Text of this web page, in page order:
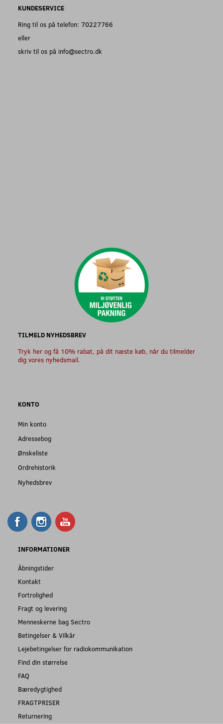
KUNDESERVICE
Ring til os på telefon: 70227766
eller
skriv til os på info@sectro.dk
TILMELD NYHEDSBREV
Tryk her og få 10% rabat, på dit næste køb, når du tilmelder
dig vores nyhedsmail.
KONTO
Min konto
Adressebog
Ønskeliste
Ordrehistorik
Nyhedsbrev
INFORMATIONER
Åbningstider
Kontakt
Fortrolighed
Fragt og levering
Menneskerne bag Sectro
Betingelser & Vilkår
Lejebetingelser for radiokommunikation
Find din størrelse
FAQ
Bæredygtighed
FRAGTPRISER
Returnering